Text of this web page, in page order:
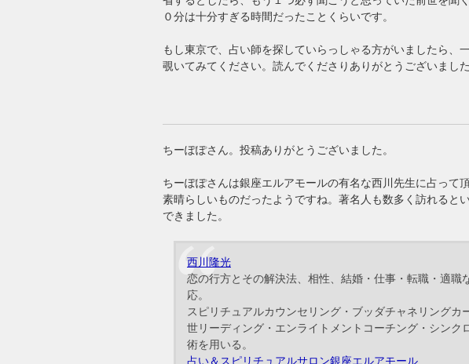
０分は十分すぎる時間だったことくらいです。
もし東京で、占い師を探していらっしゃる方がいましたら、
覗いてみてください。読んでくださりありがとうございました
ちーぽぽさん。投稿ありがとうございました。
ちーぽぽさんは銀座エルアモールの有名な西川先生に占って
素晴らしいものだったようですね。著名人も数多く訪れると
できました。
西川隆光
恋の行方とその解決法、相性、結婚・仕事・転職・適職
応。
スピリチュアルカウンセリング・ブッダチャネリングカ
世リーディング・エンライトメントコーチング・シンク
術を用いる。
占い＆スピリチュアルサロン銀座エルアモール